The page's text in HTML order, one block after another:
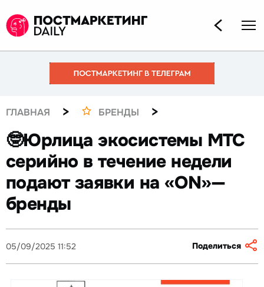
ГЛАВНАЯ > БРЕНДЫ >
🤓Юрлица экосистемы МТС
серийно в течение недели
подают заявки на «ON»—
бренды
05/09/2025 11:52 Поделиться